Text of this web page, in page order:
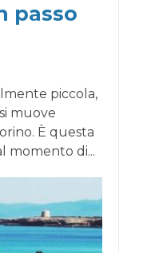
passo
piccola,
muove
È questa
momento di...